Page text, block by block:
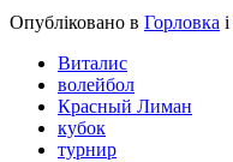
Share
Опубліковано в Горловка і
Виталис
волейбол
Красный Лиман
кубок
турнир